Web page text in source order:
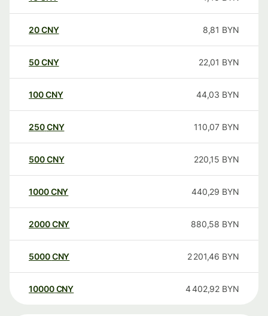
20CNY 8,81 BYN
50CNY 22,01 BYN
100CNY 44,03 BYN
250CNY 110,07 BYN
500CNY 220,15 BYN
1000CNY 440,29 BYN
2000CNY 880,58 BYN
5000CNY 2 201,46 BYN
10000 CNY 4 402,92 BYN